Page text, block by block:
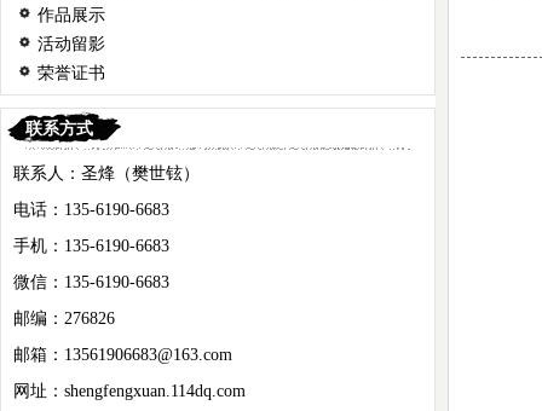
作品展示
活动留影
荣誉证书
联系方式
联系人：圣烽（樊世铉）
电话：135-6190-6683
手机：135-6190-6683
微信：135-6190-6683
邮编：276826
邮箱：13561906683@163.com
网址：shengfengxuan.114dq.com